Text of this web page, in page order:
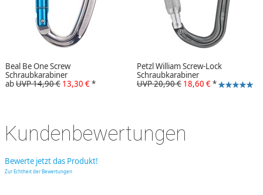
Beal Be One Screw
Schraubkarabiner
abUVP 14,90 € 13,30 €*
Petzl William Screw-Lock
Schraubkarabiner
UVP 20,90 € 18,60 €*
Kundenbewertungen
Bewerte jetzt das Produkt!
Zur Echtheit der Bewertungen